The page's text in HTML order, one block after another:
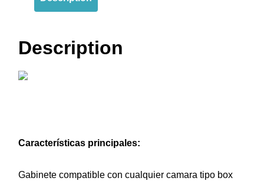
Description
Características principales:
Gabinete compatible con cualquier camara tipo box